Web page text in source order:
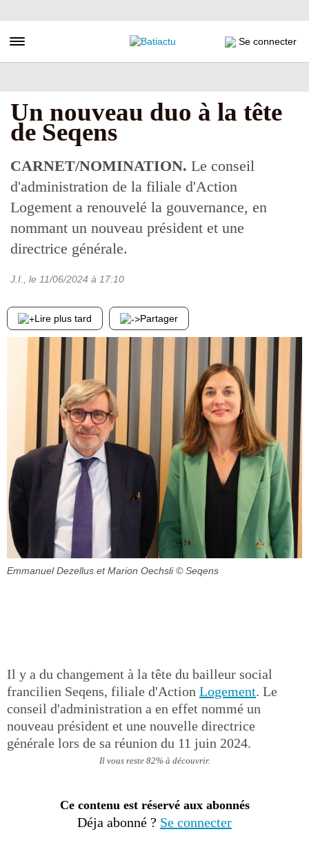
au
principal
Toggle navigation Se connecter
Un nouveau duo à la tête
de Seqens
CARNET/NOMINATION. Le conseil
d'administration de la filiale d'Action
Logement a renouvelé la gouvernance, en
nommant un nouveau président et une
directrice générale.
J.I. , le 11/06/2024 à 17:10
Lire plus tard Partager
Emmanuel Dezellus et Marion Oechsli © Seqens
Il y a du changement à la tête du bailleur social
francilien Seqens, filiale d'Action Logement. Le
conseil d'administration a en effet nommé un
nouveau président et une nouvelle directrice
générale lors de sa réunion du 11 juin 2024.
Il vous reste 82% à découvrir.
Ce contenu est réservé aux abonnés
Déja abonné ? Se connecter